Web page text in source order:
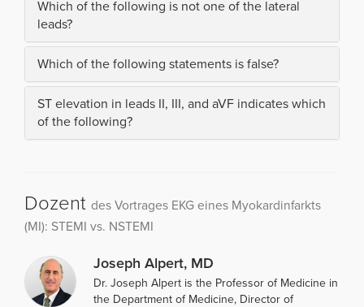
Which of the following is not one of the lateral
leads?
Which of the following statements is false?
ST elevation in leads II, III, and aVF indicates which
of the following?
Dozent des Vortrages EKG eines Myokardinfarkts
(MI): STEMI vs. NSTEMI
Joseph Alpert, MD
Dr. Joseph Alpert is the Professor of Medicine in
the Department of Medicine, Director of